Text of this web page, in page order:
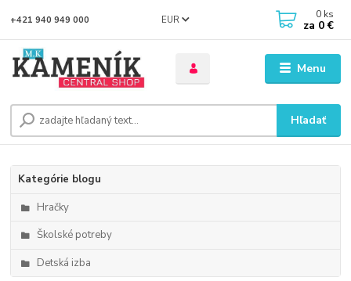
Menu
EUR
Hľadať
+421 940 949 000 0 ks
za 0 €
Kategórie blogu
Hračky
Školské potreby
Detská izba